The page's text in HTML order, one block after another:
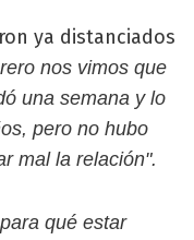
ya distanciados
nos vimos que
una semana y lo
pero no hubo
mal la relación".
qué estar